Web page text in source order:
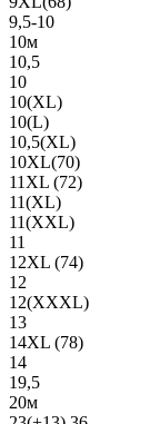
9,5-10
10м
10,5
10
10(XL)
10(L)
10,5(XL)
10XL(70)
11XL (72)
11(XL)
11(XXL)
11
12XL (74)
12
12(ХХХL)
13
14XL (78)
14
19,5
20м